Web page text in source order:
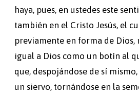
haya, pues, en ustedes este
también en el Cristo Jesús, el
previamente en forma de Dios,
igual a Dios como un botín al
que, despojándose de sí
un siervo, tornándose en la